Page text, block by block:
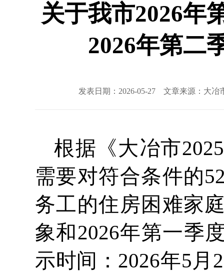
关于我市2026年
2026年第二
发表日期：2026-05-27 文章来源：大冶
根据《大冶市
需要对符合条件的
务工的住房困难家
象和2026年第一季
示时间：2026年5月